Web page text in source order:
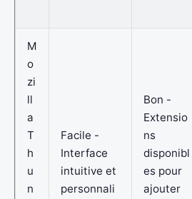
M
o
zi
ll
a
T
h
u
n
Facile -
Interface
intuitive et
personnali
Bon -
Extensio
ns
disponibl
es pour
ajouter